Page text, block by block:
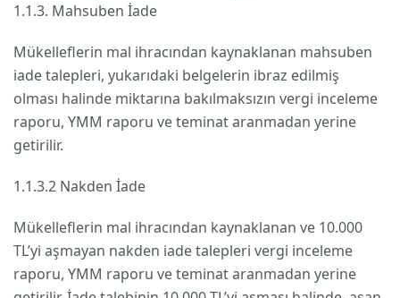
1.1.3. Mahsuben İade
Mükelleflerin mal ihracından kaynaklanan mahsuben
iade talepleri, yukarıdaki belgelerin ibraz edilmiş
olması halinde miktarına bakılmaksızın vergi inceleme
raporu, YMM raporu ve teminat aranmadan yerine
getirilir.
1.1.3.2 Nakden İade
Mükelleflerin mal ihracından kaynaklanan ve 10.000
TL’yi aşmayan nakden iade talepleri vergi inceleme
raporu, YMM raporu ve teminat aranmadan yerine